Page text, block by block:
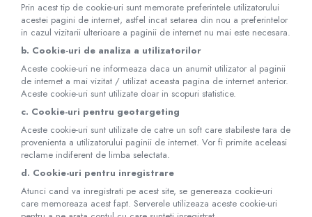
Prin acest tip de cookie-uri sunt memorate preferintele utilizatorului
acestei pagini de internet, astfel incat setarea din nou a preferintelor
in cazul vizitarii ulterioare a paginii de internet nu mai este necesara.
b. Cookie-uri de analiza a utilizatorilor
Aceste cookie-uri ne informeaza daca un anumit utilizator al paginii
de internet a mai vizitat / utilizat aceasta pagina de internet anterior.
Aceste cookie-uri sunt utilizate doar in scopuri statistice.
c. Cookie-uri pentru geotargeting
Aceste cookie-uri sunt utilizate de catre un soft care stabileste tara de
provenienta a utilizatorului paginii de internet. Vor fi primite aceleasi
reclame indiferent de limba selectata.
d. Cookie-uri pentru inregistrare
Atunci cand va inregistrati pe acest site, se genereaza cookie-uri
care memoreaza acest fapt. Serverele utilizeaza aceste cookie-uri